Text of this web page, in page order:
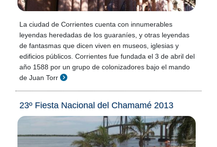
La ciudad de Corrientes cuenta con innumerables
leyendas heredadas de los guaraníes, y otras leyendas
de fantasmas que dicen viven en museos, iglesias y
edificios públicos. Corrientes fue fundada el 3 de abril del
año 1588 por un grupo de colonizadores bajo el mando
de Juan Torr
23º Fiesta Nacional del Chamamé 2013